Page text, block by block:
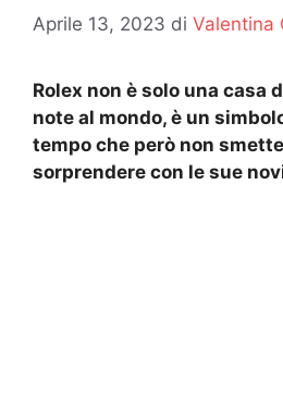
Aprile 13, 2023 di Valentina
Rolex non è solo una casa
note al mondo, è un
tempo che però non
sorprendere con le sue